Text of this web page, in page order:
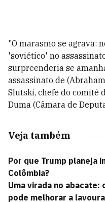
"O marasmo se agrava:
'soviético' no
surpreenderia se
assassinato de
Slutski, chefe do comité
Duma (Câmara de
Veja também
Por que Trump planeja
Colômbia?
Uma virada no abacate:
pode melhorar a lavoura